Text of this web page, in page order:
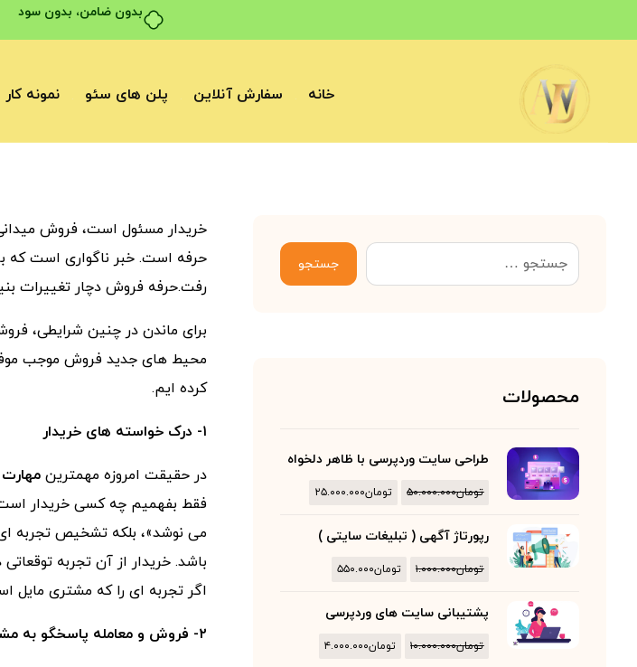
بدون ضامن، بدون سود
خانه سفارش آنلاین پلن های سئو نمونه کار
خریدار مسئول است، فروش
رفت.حرفه فروش دچار تغییرات
برای ماندن در چنین شرایطی،
کرده ایم.
۱- درک خواسته های خریدار
در حقیقت امروزه مهمترین
فقط بفهمیم چه کسی خریدار
می نوشد»، بلکه تشخیص تجربه
باشد. خریدار از آن تجربه
اگر تجربه ای را که مشتری مایل
۲- فروش و معامله پاسخگو به مشتری
جستجو
محصولات
طراحی سایت وردپرسی با ظاهر دلخواه
تومان۵۰.۰۰۰.۰۰۰ تومان۲۵.۰۰۰.۰۰۰
رپورتاژ آگهی ( تبلیغات سایتی )
تومان۱.۰۰۰.۰۰۰ تومان۵۵۰.۰۰۰
پشتیبانی سایت های وردپرسی
تومان۱۰.۰۰۰.۰۰۰ تومان۴.۰۰۰.۰۰۰